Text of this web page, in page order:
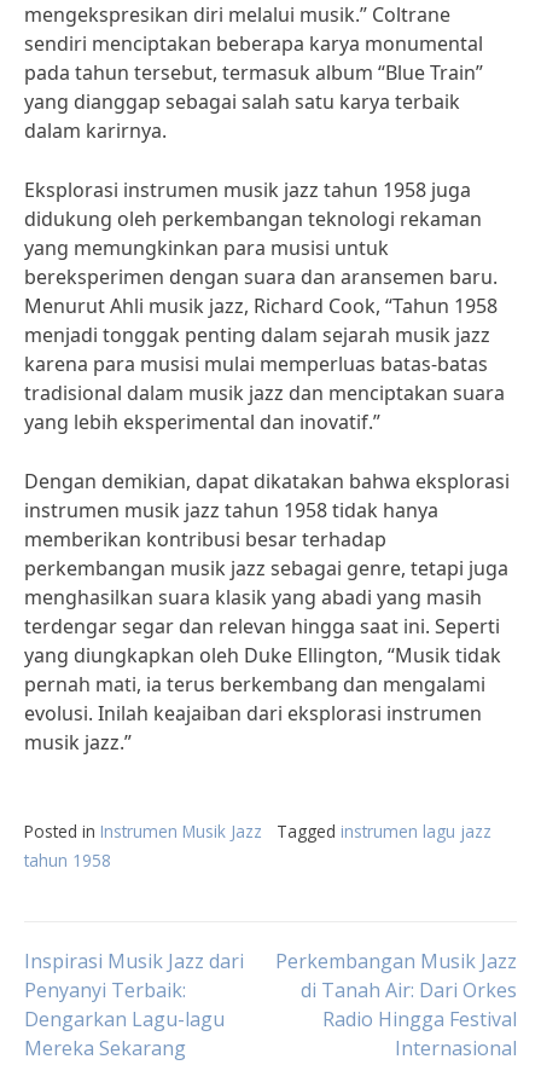
mengekspresikan diri melalui musik.” Coltrane
sendiri menciptakan beberapa karya monumental
pada tahun tersebut, termasuk album “Blue Train”
yang dianggap sebagai salah satu karya terbaik
dalam karirnya.
Eksplorasi instrumen musik jazz tahun 1958 juga
didukung oleh perkembangan teknologi rekaman
yang memungkinkan para musisi untuk
bereksperimen dengan suara dan aransemen baru.
Menurut Ahli musik jazz, Richard Cook, “Tahun 1958
menjadi tonggak penting dalam sejarah musik jazz
karena para musisi mulai memperluas batas-batas
tradisional dalam musik jazz dan menciptakan suara
yang lebih eksperimental dan inovatif.”
Dengan demikian, dapat dikatakan bahwa eksplorasi
instrumen musik jazz tahun 1958 tidak hanya
memberikan kontribusi besar terhadap
perkembangan musik jazz sebagai genre, tetapi juga
menghasilkan suara klasik yang abadi yang masih
terdengar segar dan relevan hingga saat ini. Seperti
yang diungkapkan oleh Duke Ellington, “Musik tidak
pernah mati, ia terus berkembang dan mengalami
evolusi. Inilah keajaiban dari eksplorasi instrumen
musik jazz.”
Posted in Instrumen Musik Jazz Tagged instrumen lagu jazz
tahun 1958
Post
navigation
Inspirasi Musik Jazz dari
Penyanyi Terbaik:
Dengarkan Lagu-lagu
Mereka Sekarang
Perkembangan Musik Jazz
di Tanah Air: Dari Orkes
Radio Hingga Festival
Internasional